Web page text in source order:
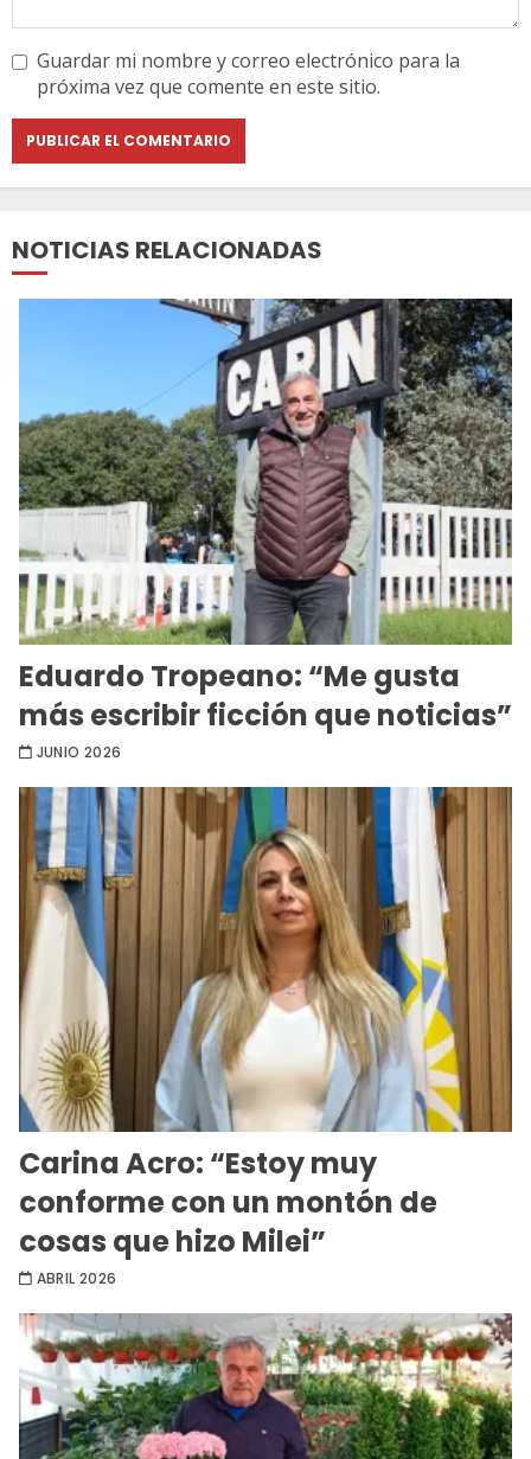
Guardar mi nombre y correo electrónico para la
próxima vez que comente en este sitio.
NOTICIAS RELACIONADAS
Eduardo Tropeano: “Me gusta
más escribir ficción que noticias”
JUNIO 2026
Carina Acro: “Estoy muy
conforme con un montón de
cosas que hizo Milei”
ABRIL 2026